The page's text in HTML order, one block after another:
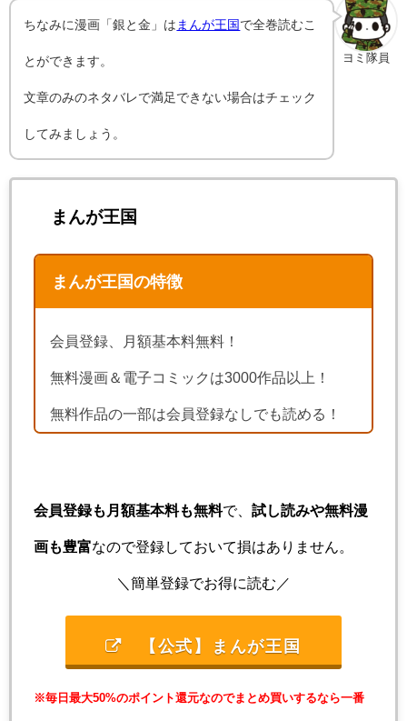
ヨミ隊員
ちなみに漫画「銀と金」は まんが王国 で全巻読むこ
とができます。
文章のみのネタバレで満足できない場合はチェック
してみましょう。
まんが王国
まんが王国の特徴
会員登録、月額基本料無料！
無料漫画＆電子コミックは3000作品以上！
無料作品の一部は会員登録なしでも読める！
会員登録も月額基本料も無料で、 試し読みや無料漫
画も豊富なので登録しておいて損はありません。
＼簡単登録でお得に読む／
【公式】まんが王国
※毎日最大50%のポイント還元なのでまとめ買いするなら一番